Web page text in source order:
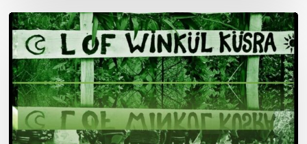
Lof
Winkül
Küsra
convoca
a
apoyar